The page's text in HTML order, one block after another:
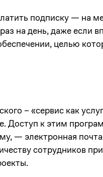
подписку — на
на день, даже если
целью
– «сервис как
Доступ к этим
— электронная
сотрудников